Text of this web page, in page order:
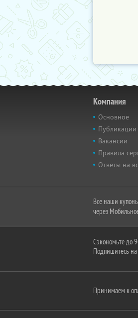
Компания
Основное
Публикации
Вакансии
Правила
Ответы на
Все наши
через
Сэкономьте до
Подпишитесь
Принимаем к